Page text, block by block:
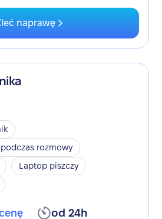
naprawę
rozmowy
Laptop piszczy
od 24h